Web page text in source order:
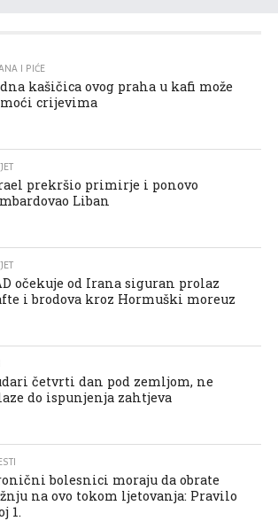
I PIĆE
kašičica ovog praha u kafi može
crijevima
prekršio primirje i ponovo
Liban
očekuje od Irana siguran prolaz
i brodova kroz Hormuški moreuz
četvrti dan pod zemljom, ne
do ispunjenja zahtjeva
bolesnici moraju da obrate
na ovo tokom ljetovanja: Pravilo
1.